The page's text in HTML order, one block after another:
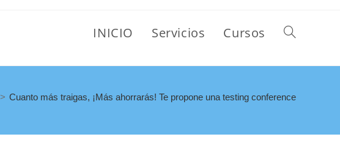
INICIO Servicios Cursos
> Cuanto más traigas, ¡Más ahorrarás! Te propone una testing conference